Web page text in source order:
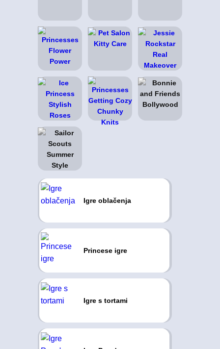
Igre oblačenja
Princese igre
Igre s tortami